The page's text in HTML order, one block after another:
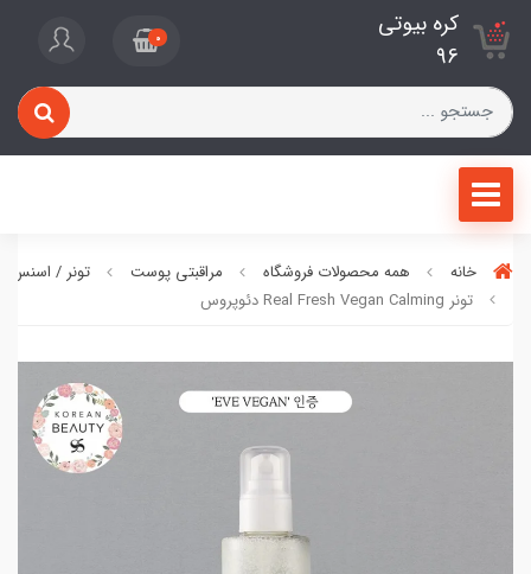
کره بیوتی
96
0
خانه همه محصولات فروشگاه مراقبتی پوست
تونر /
تونر Real Fresh Vegan Calming دئوپروس